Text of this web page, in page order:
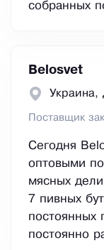
собранных
Belosvet
Украина,
Поставщик
Сегодня
оптовыми
мясных
7 пивных
постоянных
постоянно